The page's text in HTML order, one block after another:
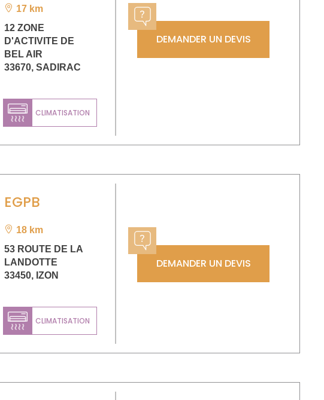
17 km
12 ZONE
D'ACTIVITE DE
BEL AIR
33670,SADIRAC
CLIMATISATION
DEMANDER UN DEVIS
EGPB
18 km
53 ROUTE DE LA
LANDOTTE
33450, IZON
CLIMATISATION
DEMANDER UN DEVIS